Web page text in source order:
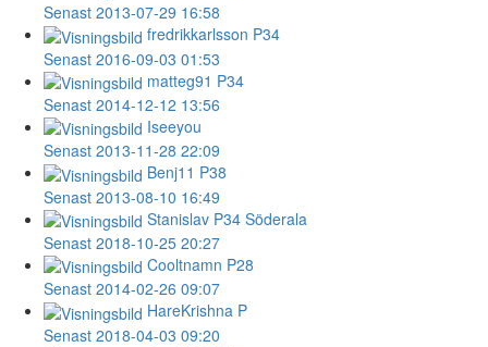
Senast 2013-07-29 16:58
fredrikkarlsson P34
Senast 2016-09-03 01:53
matteg91 P34
Senast 2014-12-12 13:56
Iseeyou
Senast 2013-11-28 22:09
Benj11 P38
Senast 2013-08-10 16:49
Stanislav P34 Söderala
Senast 2018-10-25 20:27
Cooltnamn P28
Senast 2014-02-26 09:07
HareKrishna P
Senast 2018-04-03 09:20